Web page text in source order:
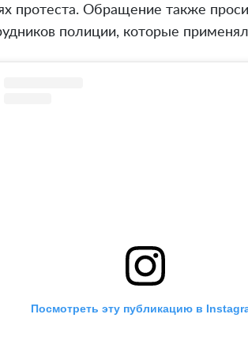
протеста. Обращение также
полиции, которые
Посмотреть эту публикацию в